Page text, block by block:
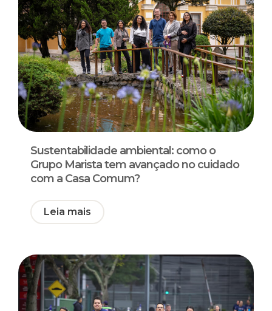
Sustentabilidade ambiental: como o
Grupo Marista tem avançado no cuidado
com a Casa Comum?
Leia mais